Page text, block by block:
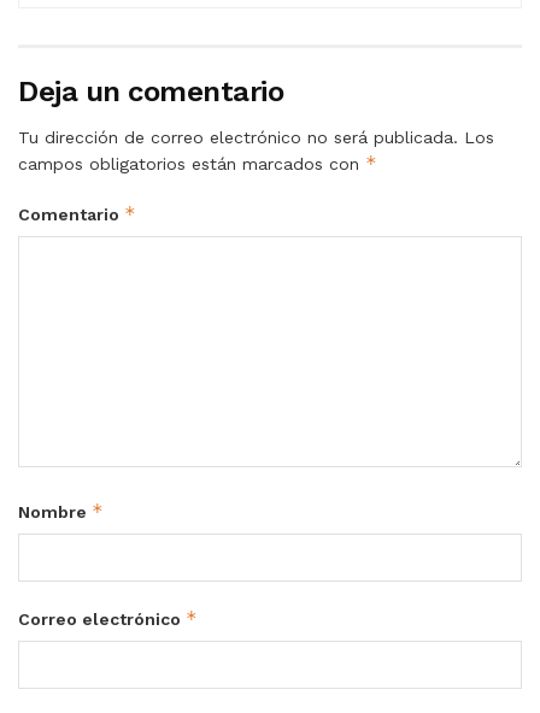
Deja un comentario
Tu dirección de correo electrónico no será publicada. Los
campos obligatorios están marcados con *
Comentario *
Nombre *
Correo electrónico *